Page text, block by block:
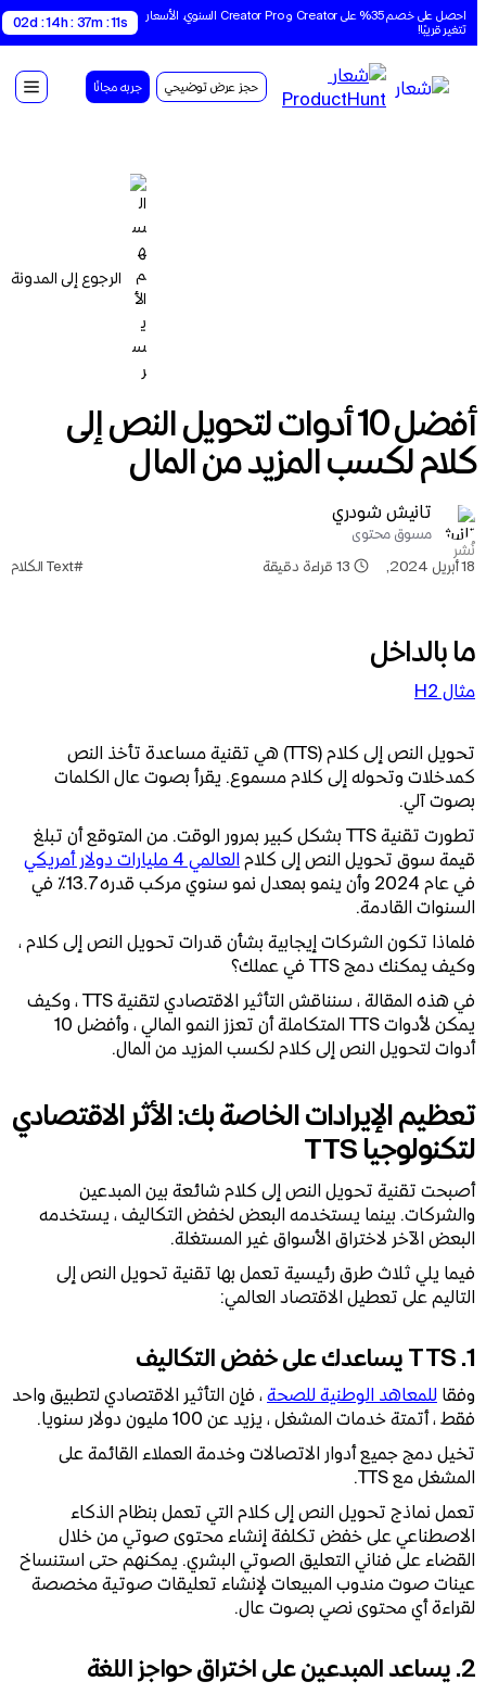
احصل على خصم 35% على Creator و Creator Pro السنوي. الأسعار
تتغير قريبًا!
02d : 14h : 37m : 10s
حجز عرض توضيحي جربه مجانًا
الرجوع إلى المدونة
أفضل 10 أدوات لتحويل النص إلى
كلام لكسب المزيد من المال
تانيش شودري
مسوق محتوى
نُشر
18 أبريل 2024
,
13 قراءة دقيقة #Text الكلام
ما بالداخل
مثال H2
تحويل النص إلى كلام (TTS) هي تقنية مساعدة تأخذ النص
كمدخلات وتحوله إلى كلام مسموع. يقرأ بصوت عال الكلمات
بصوت آلي.
تطورت تقنية TTS بشكل كبير بمرور الوقت. من المتوقع أن تبلغ
قيمة سوق تحويل النص إلى كلامالعالمي 4 مليارات دولار أمريكي
في عام 2024 وأن ينمو بمعدل نمو سنوي مركب قدره 13.7٪ في
السنوات القادمة.
فلماذا تكون الشركات إيجابية بشأن قدرات تحويل النص إلى كلام ،
وكيف يمكنك دمج TTS في عملك؟
في هذه المقالة ، سنناقش التأثير الاقتصادي لتقنية TTS ، وكيف
يمكن لأدوات TTS المتكاملة أن تعزز النمو المالي ، وأفضل 10
أدوات لتحويل النص إلى كلام لكسب المزيد من المال.
تعظيم الإيرادات الخاصة بك: الأثر الاقتصادي
لتكنولوجيا TTS
أصبحت تقنية تحويل النص إلى كلام شائعة بين المبدعين
والشركات. بينما يستخدمه البعض لخفض التكاليف ، يستخدمه
البعض الآخر لاختراق الأسواق غير المستغلة.
فيما يلي ثلاث طرق رئيسية تعمل بها تقنية تحويل النص إلى
التاليم على تعطيل الاقتصاد العالمي:
وفقاللمعاهد الوطنية للصحة، فإن التأثير الاقتصادي لتطبيق واحد
فقط ، أتمتة خدمات المشغل ، يزيد عن 100 مليون دولار سنويا.
تخيل دمج جميع أدوار الاتصالات وخدمة العملاء القائمة على
المشغل مع TTS.
تعمل نماذج تحويل النص إلى كلام التي تعمل بنظام الذكاء
الاصطناعي على خفض تكلفة إنشاء محتوى صوتي من خلال
القضاء على فناني التعليق الصوتي البشري. يمكنهم حتى استنساخ
عينات صوت مندوب المبيعات لإنشاء تعليقات صوتية مخصصة
لقراءة أي محتوى نصي بصوت عال.
2. يساعد المبدعين على اختراق حواجز اللغة